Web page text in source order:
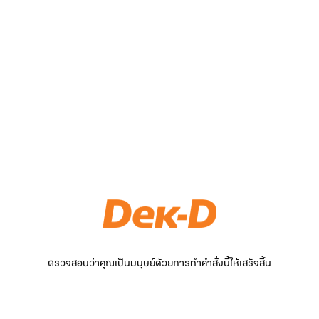
ตรวจสอบว่าคุณเป็นมนุษย์ด้วยการทำคำสั่งนี้ให้เสร็จสิ้น